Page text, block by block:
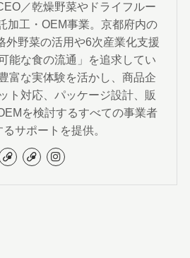
／乾燥野菜やドライフルー
加工・OEM事業。京都府内の
外野菜の活用や6次産業化支援
能な食の流通」を追求してい
富な実体験を活かし、商品企
ト対応、パッケージ設計、販
を検討するすべての事業者
サポートを提供。